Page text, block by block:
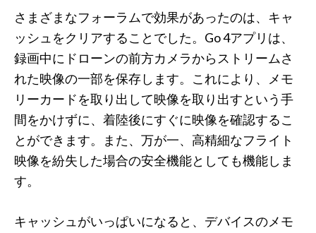
さまざまなフォーラムで効果があったのは、キャ
ッシュをクリアすることでした。Go 4アプリは、
録画中にドローンの前方カメラからストリームさ
れた映像の一部を保存します。これにより、メモ
リーカードを取り出して映像を取り出すという手
間をかけずに、着陸後にすぐに映像を確認するこ
とができます。また、万が一、高精細なフライト
映像を紛失した場合の安全機能としても機能しま
す。
キャッシュがいっぱいになると、デバイスのメモ